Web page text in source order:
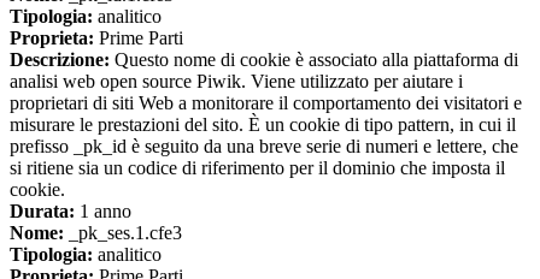
Tipologia: analitico
Proprieta: Prime Parti
Descrizione: Questo nome di cookie è associato alla piattaforma di
analisi web open source Piwik. Viene utilizzato per aiutare i
proprietari di siti Web a monitorare il comportamento dei visitatori e
misurare le prestazioni del sito. È un cookie di tipo pattern, in cui il
prefisso _pk_id è seguito da una breve serie di numeri e lettere, che
si ritiene sia un codice di riferimento per il dominio che imposta il
cookie.
Durata: 1 anno
Nome: _pk_ses.1.cfe3
Tipologia: analitico